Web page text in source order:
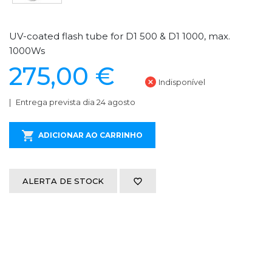
UV-coated flash tube for D1 500 & D1 1000, max.
1000Ws
275,00 € Indisponível
Entrega prevista dia 24 agosto
ADICIONAR AO CARRINHO
ALERTA DE STOCK